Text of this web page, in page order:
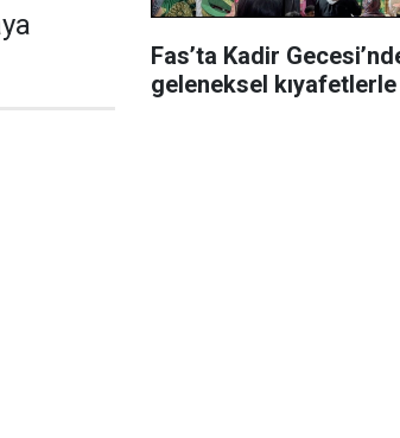
Fas’ta Kadir
geleneksel